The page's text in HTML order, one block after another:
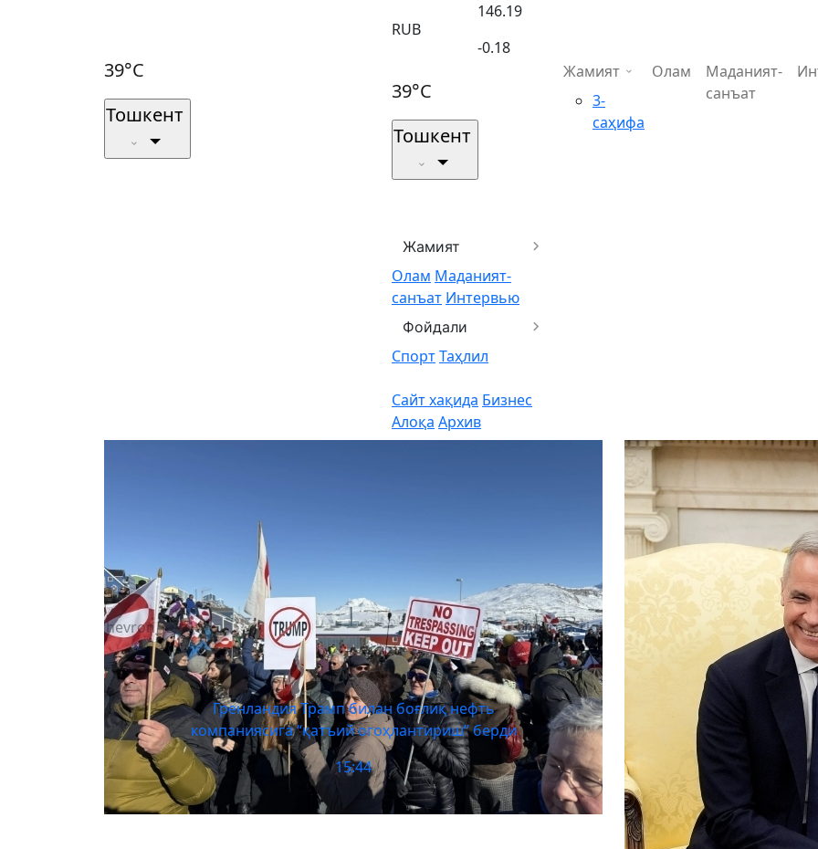
39°C
Тошкент
RUB
146.19
-0.18
39°C
Тошкент
Жамият
Олам Маданият-
санъат Интервью
Фойдали
СпортТаҳлил
Сайт хақида Бизнес
Алоқа Архив
Жамият
3-
саҳифа
Олам
Маданият-
санъат
Гренландия Трамп билан боғлиқ нефть
компаниясига “қатъий огоҳлантириш” берди
15:44
Марказий Осиё
танқислиги
chevron_left chevron_right